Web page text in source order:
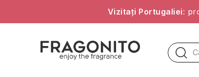
Vizitați Portugaliei: